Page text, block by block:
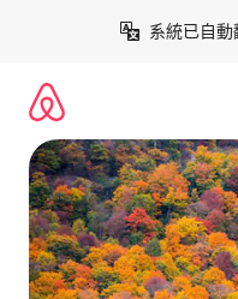
系統已自動